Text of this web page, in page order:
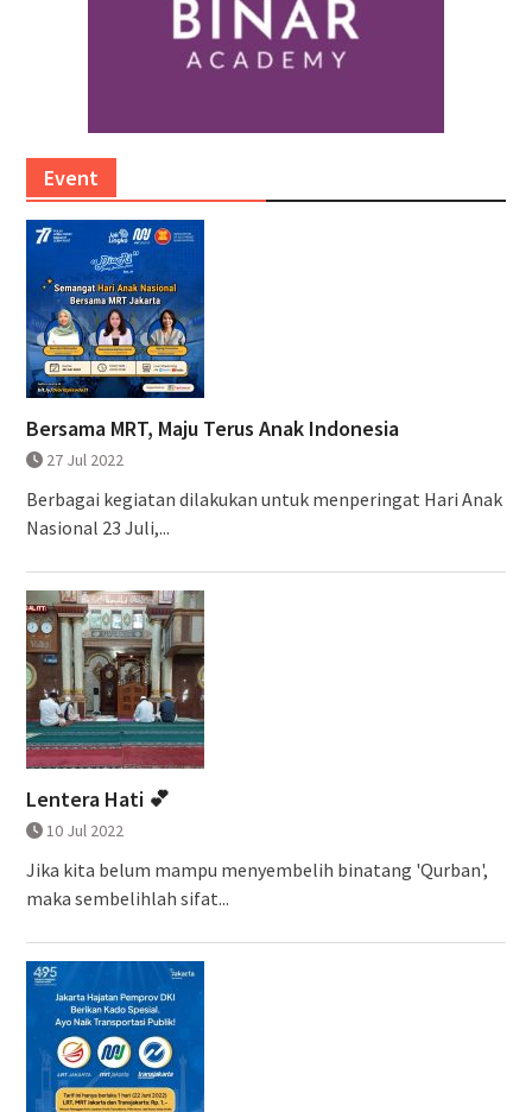
Event
Bersama MRT, Maju Terus Anak Indonesia
27 Jul 2022
Berbagai kegiatan dilakukan untuk menperingat Hari Anak
Nasional 23 Juli,...
Lentera Hati 💕
10 Jul 2022
Jika kita belum mampu menyembelih binatang 'Qurban',
maka sembelihlah sifat...